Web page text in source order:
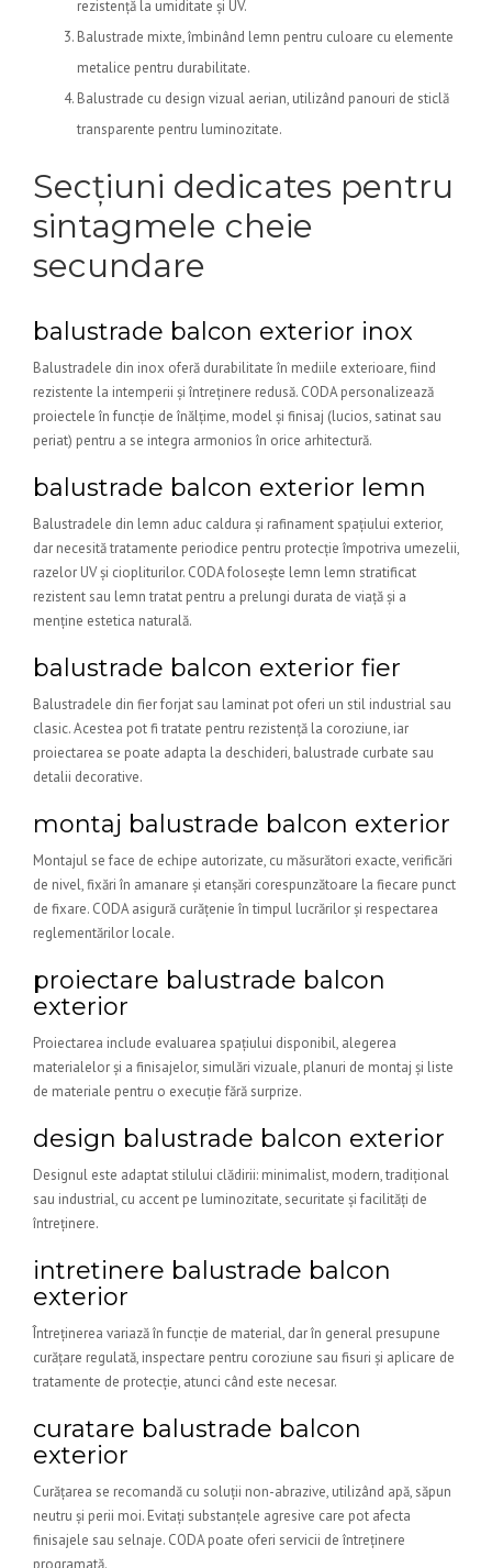
rezistență la umiditate și UV.
Balustrade mixte, îmbinând lemn pentru culoare cu elemente
metalice pentru durabilitate.
Balustrade cu design vizual aerian, utilizând panouri de sticlă
transparente pentru luminozitate.
Secțiuni dedicates pentru
sintagmele cheie
secundare
balustrade balcon exterior inox
Balustradele din inox oferă durabilitate în mediile exterioare, fiind
rezistente la intemperii și întreținere redusă. CODA personalizează
proiectele în funcție de înălțime, model și finisaj (lucios, satinat sau
periat) pentru a se integra armonios în orice arhitectură.
balustrade balcon exterior lemn
Balustradele din lemn aduc caldura și rafinament spațiului exterior,
dar necesită tratamente periodice pentru protecție împotriva umezelii,
razelor UV și ciopliturilor. CODA folosește lemn lemn stratificat
rezistent sau lemn tratat pentru a prelungi durata de viață și a
menține estetica naturală.
balustrade balcon exterior fier
Balustradele din fier forjat sau laminat pot oferi un stil industrial sau
clasic. Acestea pot fi tratate pentru rezistență la coroziune, iar
proiectarea se poate adapta la deschideri, balustrade curbate sau
detalii decorative.
montaj balustrade balcon exterior
Montajul se face de echipe autorizate, cu măsurători exacte, verificări
de nivel, fixări în amanare și etanșări corespunzătoare la fiecare punct
de fixare. CODA asigură curățenie în timpul lucrărilor și respectarea
reglementărilor locale.
proiectare balustrade balcon
exterior
Proiectarea include evaluarea spațiului disponibil, alegerea
materialelor și a finisajelor, simulări vizuale, planuri de montaj și liste
de materiale pentru o execuție fără surprize.
design balustrade balcon exterior
Designul este adaptat stilului clădirii: minimalist, modern, tradițional
sau industrial, cu accent pe luminozitate, securitate și facilități de
întreținere.
intretinere balustrade balcon
exterior
Întreținerea variază în funcție de material, dar în general presupune
curățare regulată, inspectare pentru coroziune sau fisuri și aplicare de
tratamente de protecție, atunci când este necesar.
curatare balustrade balcon
exterior
Curățarea se recomandă cu soluții non-abrazive, utilizând apă, săpun
neutru și perii moi. Evitați substanțele agresive care pot afecta
finisajele sau selnaje. CODA poate oferi servicii de întreținere
programată.